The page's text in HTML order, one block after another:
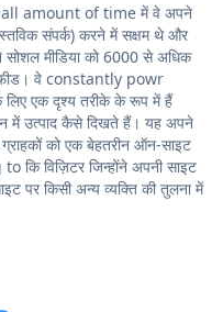
amount of time में वे अपने
संपर्क) करने में सक्षम थे और
मीडिया को 6000 से अधिक
फ़ीड। वे constantly powr
लिए एक दृश्य तरीके के रूप में हैं
में उत्पाद कैसे दिखते हैं। यह अपने
को एक बेहतरीन ऑन-साइट
कि विज़िटर जिन्होंने अपनी साइट
पर किसी अन्य व्यक्ति की तुलना में